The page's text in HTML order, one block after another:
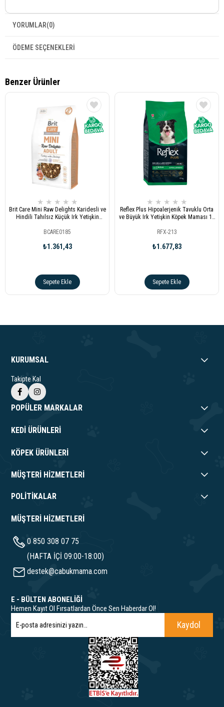
YORUMLAR(0)
ÖDEME SEÇENEKLERI
Benzer Ürünler
★ ★ ★ ★ ★
Brit Care Mini Raw Delights Karidesli ve
Hindili Tahılsız Küçük Irk Yetişkin
BCARE0185
₺1.361,43
Sepete Ekle
★ ★ ★ ★ ★
Reflex Plus Hipoalerjenik Tavuklu Orta
ve Büyük Irk Yetişkin Köpek Maması 12
RFX-213
₺1.677,83
Sepete Ekle
KURUMSAL
Takipte Kal
POPÜLER MARKALAR
KEDİ ÜRÜNLERİ
KÖPEK ÜRÜNLERİ
MÜŞTERİ HİZMETLERİ
POLİTİKALAR
MÜŞTERİ HİZMETLERİ
0 850 308 07 75
(HAFTA İÇİ 09:00-18:00)
destek@cabukmama.com
E - BÜLTEN ABONELİĞİ
Hemen Kayıt Ol Fırsatlardan Önce Sen Haberdar Ol!
Kaydol